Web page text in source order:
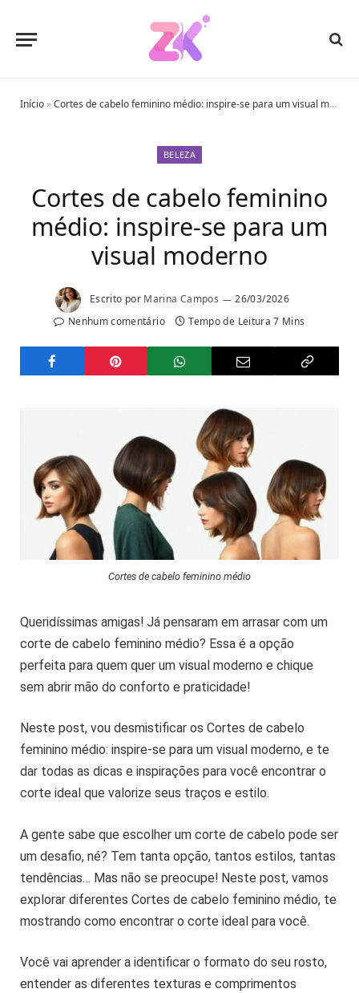
Início »Cortes de cabelo feminino médio: inspire-se para um visual moderno
BELEZA
Cortes de cabelo feminino
médio: inspire-se para um
visual moderno
Escrito por Marina Campos
26/03/2026
Nenhum comentário
Tempo de Leitura 7 Mins
Cortes de cabelo feminino médio
Queridíssimas amigas! Já pensaram em arrasar com um
corte de cabelo feminino médio? Essa é a opção
perfeita para quem quer um visual moderno e chique
sem abrir mão do conforto e praticidade!
Neste post, vou desmistificar os Cortes de cabelo
feminino médio: inspire-se para um visual moderno, e te
dar todas as dicas e inspirações para você encontrar o
corte ideal que valorize seus traços e estilo.
A gente sabe que escolher um corte de cabelo pode ser
um desafio, né? Tem tanta opção, tantos estilos, tantas
tendências… Mas não se preocupe! Neste post, vamos
explorar diferentes Cortes de cabelo feminino médio, te
mostrando como encontrar o corte ideal para você.
Você vai aprender a identificar o formato do seu rosto,
entender as diferentes texturas e comprimentos